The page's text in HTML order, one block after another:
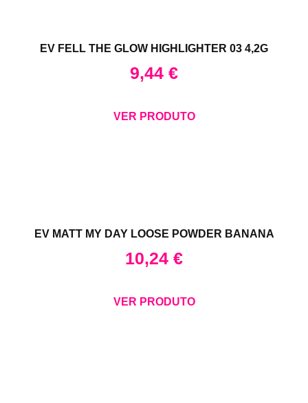
EV FELL THE GLOW HIGHLIGHTER 03 4,2G
9,44 €
VER PRODUTO
EV MATT MY DAY LOOSE POWDER BANANA
10,24 €
VER PRODUTO